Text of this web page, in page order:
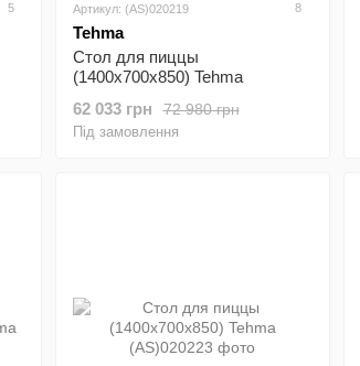
5 Артикул: (AS)020219 8
Tehma
Стол для пиццы
(1400х700х850) Tehma
72 980 грн
62 033 грн
Під замовлення